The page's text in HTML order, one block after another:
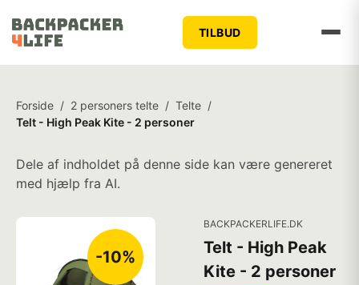
TILBUD
Forside / 2 personers telte / Telte /
Telt - High Peak Kite - 2 personer
Dele af indholdet på denne side kan være genereret
med hjælp fra AI.
-10%
BACKPACKERLIFE.DK
Telt - High Peak
Kite - 2 personer